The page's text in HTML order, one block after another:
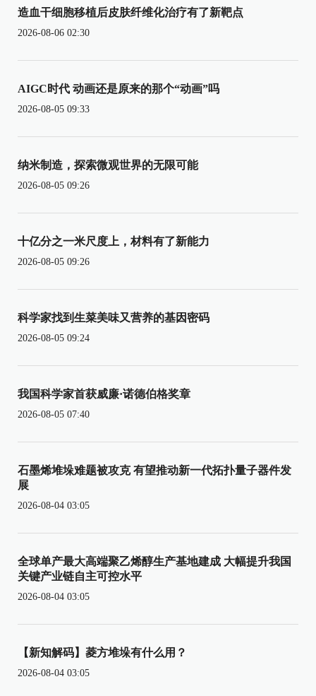
造血干细胞移植后皮肤纤维化治疗有了新靶点
2026-08-06 02:30
AIGC时代 动画还是原来的那个“动画”吗
2026-08-05 09:33
纳米制造，探索微观世界的无限可能
2026-08-05 09:26
十亿分之一米尺度上，材料有了新能力
2026-08-05 09:26
科学家找到生菜美味又营养的基因密码
2026-08-05 09:24
我国科学家首获威廉·诺德伯格奖章
2026-08-05 07:40
石墨烯堆垛难题被攻克 有望推动新一代拓扑量子器件发
展
2026-08-04 03:05
全球单产最大高端聚乙烯醇生产基地建成 大幅提升我国
关键产业链自主可控水平
2026-08-04 03:05
【新知解码】菱方堆垛有什么用？
2026-08-04 03:05